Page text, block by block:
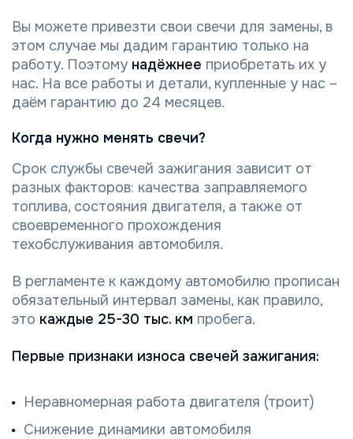
Вы можете привезти свои свечи для замены, в
этом случае мы дадим гарантию только на
работу. Поэтому надёжнее приобретать их у
нас. На все работы и детали, купленные у нас –
даём гарантию до 24 месяцев.
Когда нужно менять свечи?
Срок службы свечей зажигания зависит от
разных факторов: качества заправляемого
топлива, состояния двигателя, а также от
своевременного прохождения
техобслуживания автомобиля.
В регламенте к каждому автомобилю прописан
обязательный интервал замены, как правило,
это каждые 25-30 тыс. км пробега.
Первые признаки износа свечей зажигания:
Неравномерная работа двигателя (троит)
Снижение динамики автомобиля